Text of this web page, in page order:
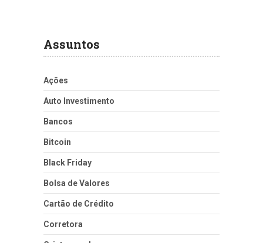
Assuntos
Ações
Auto Investimento
Bancos
Bitcoin
Black Friday
Bolsa de Valores
Cartão de Crédito
Corretora